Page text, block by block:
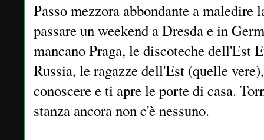
Passo mezzora abbondante a
passare un weekend a Dresda e in
mancano Praga, le discoteche dell'Est
Russia, le ragazze dell'Est (quelle
conoscere e ti apre le porte di casa.
stanza ancora non c'è nessuno.